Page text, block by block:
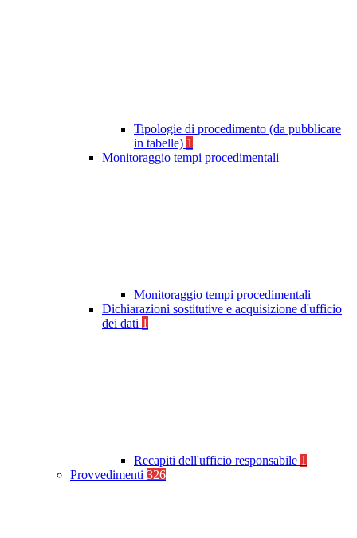
Tipologie di procedimento (da pubblicare
in tabelle) 1
Monitoraggio tempi procedimentali
Monitoraggio tempi procedimentali
Dichiarazioni sostitutive e acquisizione d'ufficio
dei dati 1
Recapiti dell'ufficio responsabile 1
Provvedimenti 326